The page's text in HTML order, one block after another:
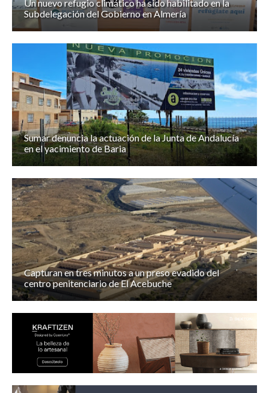
Un nuevo refugio climático ha sido habilitado en la
Subdelegación del Gobierno en Almería
Sumar denuncia la actuación de la Junta de Andalucía
en el yacimiento de Baria
Capturan en tres minutos a un preso evadido del
centro penitenciario de El Acebuche